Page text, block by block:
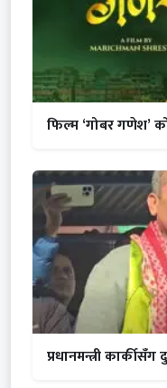
फिल्म ‘गोबर गणेश’ को
प्रधानमन्त्री